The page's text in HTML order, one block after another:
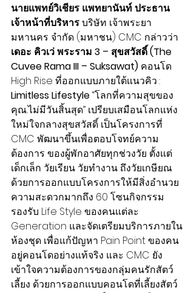
นายแพทย์วิเชียร แพทยานันท์ ประธาน
เจ้าหน้าที่บริหาร บริษัท เจ้าพระยา
มหานคร จำกัด (มหาชน) CMC กล่าวว่า
เดอะ คิวเว่ พระราม 3 – สุขสวัสดิ์ (The
Cuvee Rama III – Suksawat) คอนโด
High Rise ที่ออกแบบภายใต้แนวคิว :
Limitless Lifestyle “โลกที่ความสุขของ
คุณ..ไม่มีวันสิ้นสุด” เปรียบเสมือนโลกแห่ง
ใหม่ใจกลางสุขสวัสดิ์ เป็นโครงการที่
CMC พัฒนาขึ้นเพื่อตอบโจทย์ความ
ต้องการ ของผู้พักอาศัยทุกช่วงวัย ตั้งแต่
เด็กเล็ก วัยเรียน วัยทำงาน ถึงวัยเกษียณ
ด้วยการออกแบบโครงการให้มีสิ่งอำนวย
ความสะดวกมากถึง 60 โซนกิจกรรม
รองรับ Life Style ของคนแต่ละ
Generation และจัดเตรียมบริการภายใน
ห้องชุด เพื่อแก้ปัญหา Pain Point ของคน
อยู่คอนโดอย่างแท้จริง และ CMC ยัง
เข้าใจความต้องการของกลุ่มคนรักสัตว์
เลี้ยง ด้วยการออกแบบคอนโดที่เลี้ยงสัตว์